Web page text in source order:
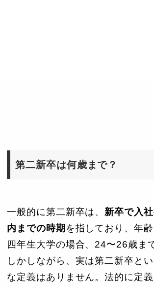
第二新卒は何歳まで？
一般的に第二新卒は、 新卒で入
内までの時期 を指しており、年齢
四年生大学の場合、24〜26歳ま
しかしながら、実は第二新卒と
な定義はありません。法的に定